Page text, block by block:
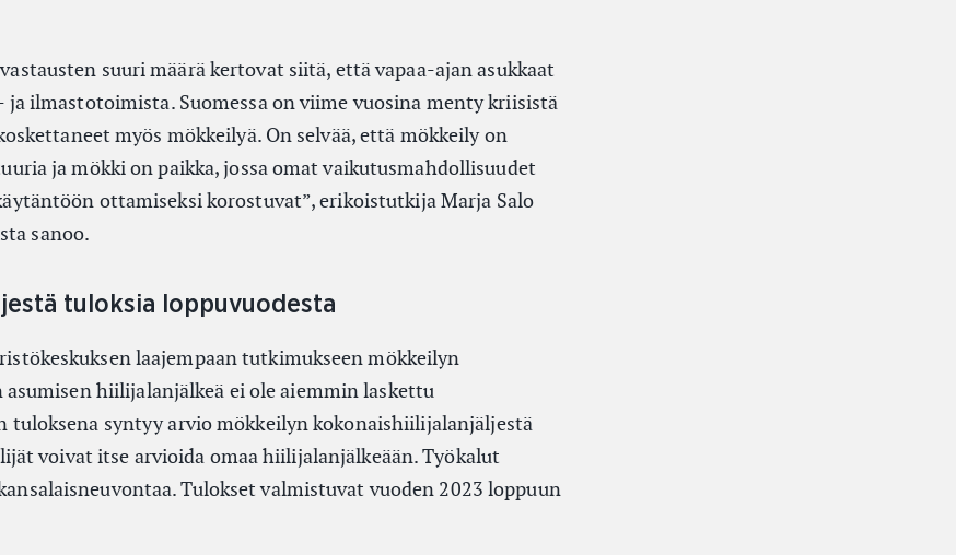
suuri määrä kertovat siitä, että vapaa-ajan asukkaat
ilmastotoimista. Suomessa on viime vuosina menty kriisistä
myös mökkeilyä. On selvää, että mökkeily on
ja mökki on paikka, jossa omat vaikutusmahdollisuudet
ottamiseksi korostuvat”, erikoistutkija Marja Salo
sanoo.
tuloksia loppuvuodesta
laajempaan tutkimukseen mökkeilyn
hiilijalanjälkeä ei ole aiemmin laskettu
tuloksena syntyy arvio mökkeilyn kokonaishiilijalanjäljestä
voivat itse arvioida omaa hiilijalanjälkeään. Työkalut
Tulokset valmistuvat vuoden 2023 loppuun